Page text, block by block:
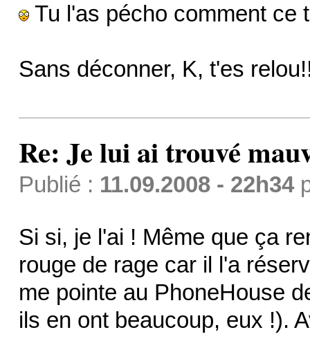
Tu l'as pécho comment ce
Sans déconner, K, t'es
Re: Je lui ai trouvé
Publié : 11.09.2008 - 22h34
Si si, je l'ai ! Même que ça
rouge de rage car il l'a
me pointe au PhoneHouse
ils en ont beaucoup, eux !).